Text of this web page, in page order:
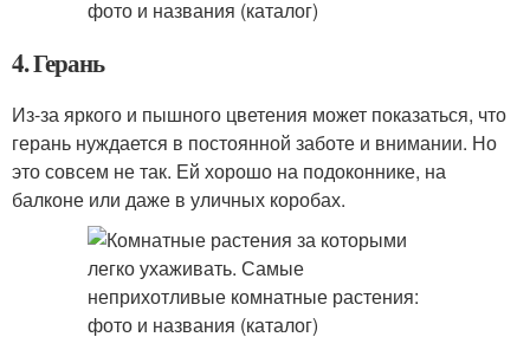
4. Герань
Из-за яркого и пышного цветения может показаться, что
герань нуждается в постоянной заботе и внимании. Но
это совсем не так. Ей хорошо на подоконнике, на
балконе или даже в уличных коробах.